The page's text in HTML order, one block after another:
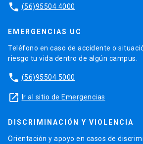
phone (56)95504 4000
EMERGENCIAS UC
Teléfono en caso de accidente o
riesgo tu vida dentro de algún campus.
phone (56)95504 5000
launch Ir al sitio de Emergencias
DISCRIMINACIÓN Y VIOLENCIA
Orientación y apoyo en casos de